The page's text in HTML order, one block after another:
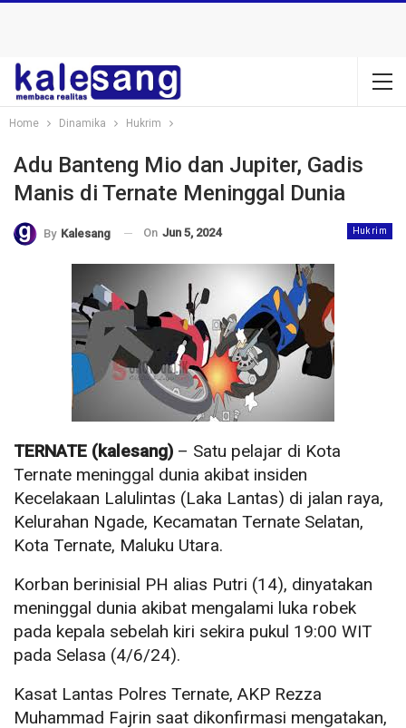
Home Dinamika Hukrim
Adu Banteng Mio dan Jupiter, Gadis
Manis di Ternate Meninggal Dunia
Hukrim
By Kalesang On Jun 5, 2024
TERNATE (kalesang) – Satu pelajar di Kota
Ternate meninggal dunia akibat insiden
Kecelakaan Lalulintas (Laka Lantas) di jalan raya,
Kelurahan Ngade, Kecamatan Ternate Selatan,
Kota Ternate, Maluku Utara.
Korban berinisial PH alias Putri (14), dinyatakan
meninggal dunia akibat mengalami luka robek
pada kepala sebelah kiri sekira pukul 19:00 WIT
pada Selasa (4/6/24).
Kasat Lantas Polres Ternate, AKP Rezza
Muhammad Fajrin saat dikonfirmasi mengatakan,